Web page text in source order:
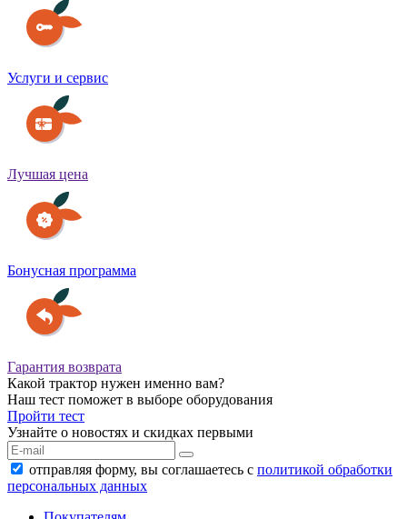
Услуги и сервис
Лучшая цена
Бонусная программа
Гарантия возврата
Какой трактор нужен именно вам?
Наш тест поможет в выборе оборудования
Пройти тест
Узнайте о новостях и скидках первыми
отправляя форму, вы соглашаетесь с политикой обработки
персональных данных